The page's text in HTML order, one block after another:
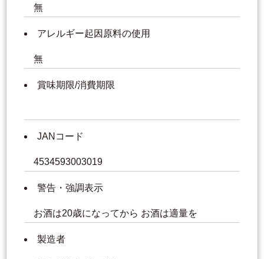
無
アレルギー起因原料の使用
無
賞味期限/消費期限
JANコード
4534593003019
警告・強調表示
お酒は20歳になってから お酒は適量を
製造者